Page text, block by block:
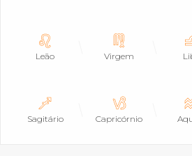
Leão Virgem
Sagitário Capricórnio